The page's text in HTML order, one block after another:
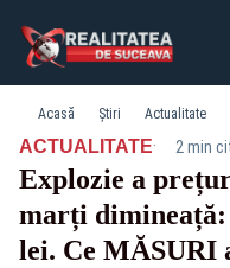
Acasă Știri Actualitate
ACTUALITATE· 2 min
Explozie a
marți dimineață:
lei. Ce MĂSURI